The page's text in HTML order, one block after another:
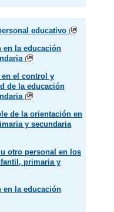
educativo
en la educación
el control y
de la educación
de la orientación en
y secundaria
otro personal en los
primaria y
en la educación